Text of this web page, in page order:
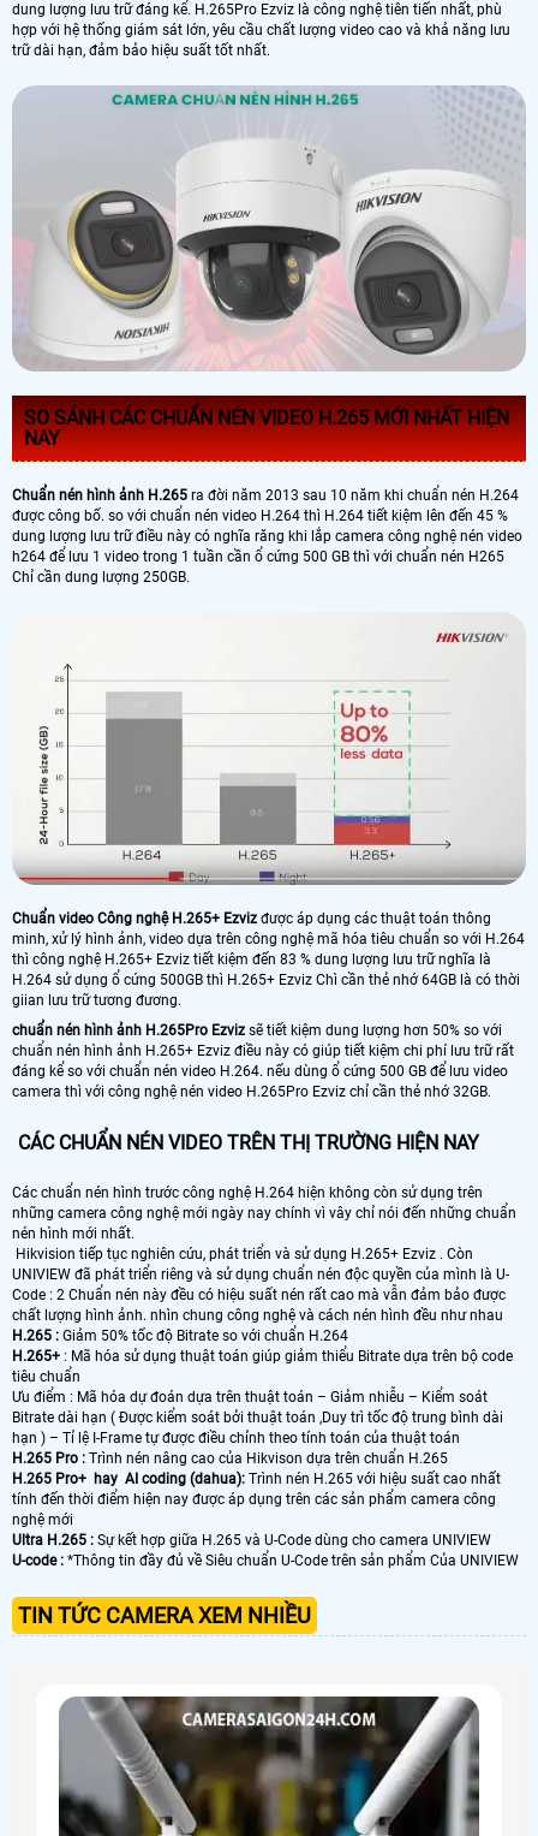
dung lượng lưu trữ đáng kể. H.265Pro Ezviz là công nghệ tiên tiến nhất, phù
hợp với hệ thống giám sát lớn, yêu cầu chất lượng video cao và khả năng lưu
trữ dài hạn, đảm bảo hiệu suất tốt nhất.
SO SÁNH CÁC CHUẨN NÉN VIDEO H.265 MỚI NHẤT HIỆN
NAY
Chuẩn nén hình ảnh H.265 ra đời năm 2013 sau 10 năm khi chuẩn nén H.264
được công bố. so với chuẩn nén video H.264 thì H.264 tiết kiệm lên đến 45 %
dung lượng lưu trữ điều này có nghĩa răng khi lắp camera công nghệ nén video
h264 để lưu 1 video trong 1 tuần cần ổ cứng 500 GB thì với chuẩn nén H265
Chỉ cần dung lượng 250GB.
Chuẩn video Công nghệ H.265+ Ezviz được áp dụng các thuật toán thông
minh, xử lý hình ảnh, video dựa trên công nghệ mã hóa tiêu chuẩn so với H.264
thì công nghệ H.265+ Ezviz tiết kiệm đến 83 % dung lượng lưu trữ nghĩa là
H.264 sử dụng ổ cứng 500GB thì H.265+ Ezviz Chì cần thẻ nhớ 64GB là có thời
giian lưu trữ tương đương.
chuẩn nén hình ảnh H.265Pro Ezviz sẽ tiết kiệm dung lượng hơn 50% so với
chuẩn nén hình ảnh H.265+ Ezviz điều này có giúp tiết kiệm chi phí lưu trữ rất
đáng kể so với chuẩn nén video H.264. nếu dùng ổ cứng 500 GB để lưu video
camera thì với công nghệ nén video H.265Pro Ezviz chỉ cần thẻ nhớ 32GB.
CÁC CHUẨN NÉN VIDEO TRÊN THỊ TRƯỜNG HIỆN NAY
Các chuẩn nén hình trước công nghệ H.264 hiện không còn sử dụng trên
những camera công nghệ mới ngày nay chính vì vây chỉ nói đến những chuẩn
nén hình mới nhất.
Hikvision tiếp tục nghiên cứu, phát triển và sử dụng H.265+ Ezviz . Còn
UNIVIEW đã phát triển riêng và sử dụng chuẩn nén độc quyền của mình là U-
Code : 2 Chuẩn nén này đều có hiệu suất nén rất cao mà vẫn đảm bảo được
chất lượng hình ảnh. nhìn chung công nghệ và cách nén hình đều như nhau
H.265 : Giảm 50% tốc độ Bitrate so với chuẩn H.264
H.265+ : Mã hóa sử dụng thuật toán giúp giảm thiểu Bitrate dựa trên bộ code
tiêu chuẩn
Ưu điểm : Mã hóa dự đoán dựa trên thuật toán – Giảm nhiễu – Kiểm soát
Bitrate dài hạn ( Được kiểm soát bởi thuật toán ,Duy trì tốc độ trung bình dài
hạn ) – Tỉ lệ I-Frame tự được điều chỉnh theo tính toán của thuật toán
H.265 Pro : Trình nén nâng cao của Hikvison dựa trên chuẩn H.265
H.265 Pro+ hay AI coding (dahua): Trình nén H.265 với hiệu suất cao nhất
tính đến thời điểm hiện nay được áp dụng trên các sản phẩm camera công
nghệ mới
Ultra H.265 : Sự kết hợp giữa H.265 và U-Code dùng cho camera UNIVIEW
U-code : *Thông tin đầy đủ về Siêu chuẩn U-Code trên sản phẩm Của UNIVIEW
TIN TỨC CAMERA XEM NHIỀU